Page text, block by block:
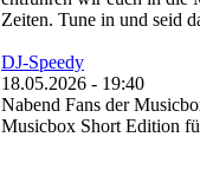
Zeiten. Tune in und seid
DJ-Speedy
18.05.2026 - 19:40
Nabend Fans der
Musicbox Short Edition